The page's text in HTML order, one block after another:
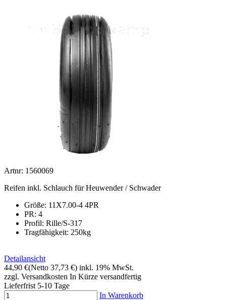
Artnr: 1560069
Reifen inkl. Schlauch für Heuwender / Schwader
Größe: 11X7.00-4 4PR
PR: 4
Profil: Rille/S-317
Tragfähigkeit: 250kg
Detailansicht
44,90 €(Netto 37,73 €) inkl. 19% MwSt.
zzgl. Versandkosten In Kürze versandfertig
Lieferfrist 5-10 Tage
In Warenkorb